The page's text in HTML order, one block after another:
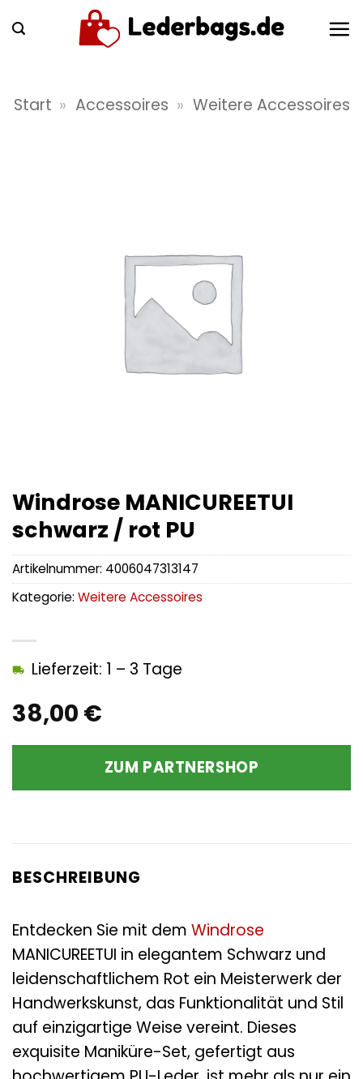
Inhalt
Start » Accessoires » Weitere Accessoires
Windrose MANICUREETUI
schwarz / rot PU
38,00 €
Lieferzeit: 1 – 3 Tage
ZUM PARTNERSHOP
Artikelnummer: 4006047313147
Kategorie: Weitere Accessoires
BESCHREIBUNG
Entdecken Sie mit dem Windrose
MANICUREETUI in elegantem Schwarz und
leidenschaftlichem Rot ein Meisterwerk der
Handwerkskunst, das Funktionalität und Stil
auf einzigartige Weise vereint. Dieses
exquisite Maniküre-Set, gefertigt aus